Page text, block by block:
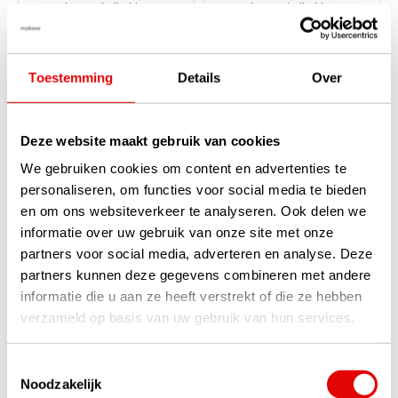
Toestemming Details Over
Deze website maakt gebruik van cookies
We gebruiken cookies om content en advertenties te
personaliseren, om functies voor social media te bieden
en om ons websiteverkeer te analyseren. Ook delen we
informatie over uw gebruik van onze site met onze
partners voor social media, adverteren en analyse. Deze
partners kunnen deze gegevens combineren met andere
informatie die u aan ze heeft verstrekt of die ze hebben
verzameld op basis van uw gebruik van hun services.
Noodzakelijk
vergevingsgezindheid en
€299,00
vergevingsgezindheid en
aanpassingsvermogen is deze
fraaie Mizuno M-Cra...lees
€299,00
-30%
SALE
Mizuno M-Craft X S6
Ontworpen voor golfers die op
-27%
SALE
PXG Battle Ready-2